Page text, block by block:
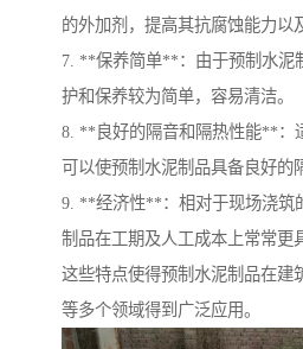
的外加剂，提高其抗腐蚀能力以
7. **保养简单**：由于预制水泥
护和保养较为简单，容易清洁。
8. **良好的隔音和隔热性能**：
可以使预制水泥制品具备良好的
9. **经济性**：相对于现场浇筑
制品在工期及人工成本上常常更
这些特点使得预制水泥制品在建
等多个领域得到广泛应用。